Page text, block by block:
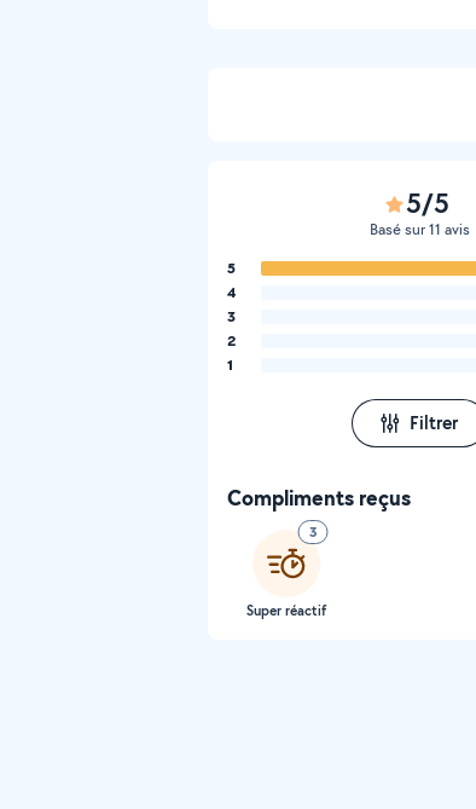
5/5
Basé sur 11 avis
5
4
3
2
1
Filtrer
Compliments reçus
3
Super réactif